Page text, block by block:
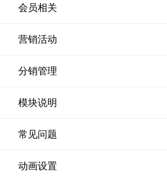
会员相关
营销活动
分销管理
模块说明
常见问题
动画设置